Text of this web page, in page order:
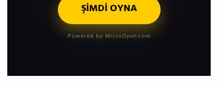
ŞİMDİ OYNA
Powered by MicroOyun.com